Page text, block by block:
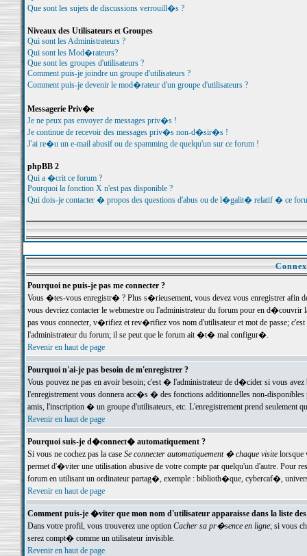
Que sont les sujets de discussions verrouill�s ?
Niveaux des Utilisateurs et Groupes
Qui sont les Administrateurs ?
Qui sont les Mod�rateurs?
Que sont les groupes d'utilisateurs ?
Comment puis-je joindre un groupe d'utilisateurs ?
Comment puis-je devenir le mod�rateur d'un groupe d'utilisateurs ?
Messagerie Priv�e
Je ne peux pas envoyer de messages priv�s !
Je continue de recevoir des messages priv�s non-d�sir�s !
J'ai re�u un e-mail abusif ou de spamming de quelqu'un sur ce forum !
phpBB 2
Qui a �crit ce forum ?
Pourquoi la fonction X n'est pas disponible ?
Qui dois-je contacter � propos des questions d'abus ou de l�galit� relatif � ce
Pourquoi ne puis-je pas me connecter ?
Vous �tes-vous enregistr� ? Plus s�rieusement, vous devez vous enregistrer
vous devriez contacter le webmestre ou l'administrateur du forum pour en
pas vous connecter, v�rifiez et rev�rifiez vos nom d'utilisateur et mot de passe;
l'administrateur du forum; il se peut que le forum ait �t� mal configur�.
Revenir en haut de page
Pourquoi n'ai-je pas besoin de m'enregistrer ?
Vous pouvez ne pas en avoir besoin; c'est � l'administrateur de d�cider si vous
l'enregistrement vous donnera acc�s � des fonctions additionnelles non-
amis, l'inscription � un groupe d'utilisateurs, etc. L'enregistrement prend seulement
Revenir en haut de page
Pourquoi suis-je d�connect� automatiquement ?
Si vous ne cochez pas la case Se connecter automatiquement � chaque visitelorsque
permet d'�viter une utilisation abusive de votre compte par quelqu'un d'autre. Pour
forum en utilisant un ordinateur partag�, exemple : biblioth�que, cybercaf�,
Revenir en haut de page
Comment puis-je �viter que mon nom d'utilisateur apparaisse dans la liste
Dans votre profil, vous trouverez une option Cacher sa pr�sence en ligne; si vous
serez compt� comme un utilisateur invisible.
Revenir en haut de page